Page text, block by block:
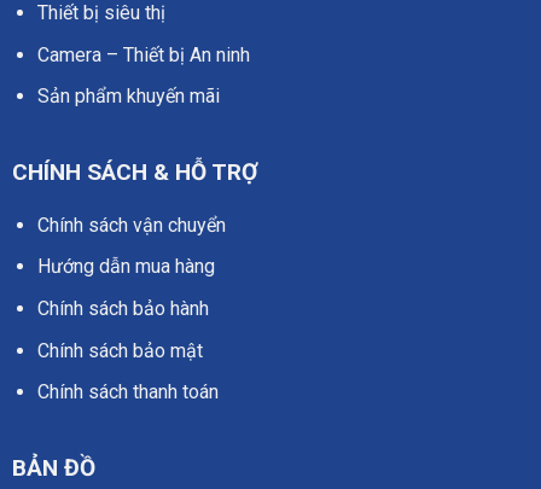
Thiết bị siêu thị
Camera – Thiết bị An ninh
Sản phẩm khuyến mãi
CHÍNH SÁCH & HỖ TRỢ
Chính sách vận chuyển
Hướng dẫn mua hàng
Chính sách bảo hành
Chính sách bảo mật
Chính sách thanh toán
BẢN ĐỒ